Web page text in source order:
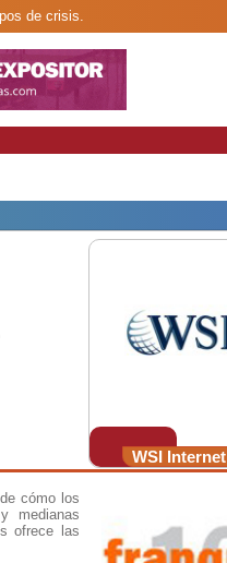
de crisis.
WSI Internet
cómo los
medianas
ofrece las